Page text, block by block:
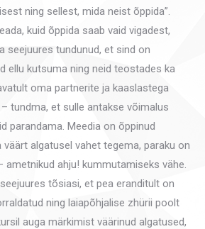
ning sellest, mida neist õppida”.
kuid õppida saab vaid vigadest,
seejuures tundunud, et sind on
ellu kutsuma ning neid teostades ka
oma partnerite ja kaaslastega
tundma, et sulle antakse võimalus
parandama. Meedia on õppinud
algatusel vahet tegema, paraku on
ametnikud ahju! kummutamiseks vähe.
tõsiasi, et pea eranditult on
ning laiapõhjalise zhürii poolt
auga märkimist väärinud algatused,